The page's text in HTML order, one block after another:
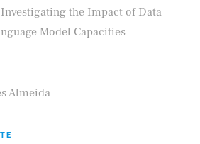
the Impact of Data
Model Capacities
Almeida